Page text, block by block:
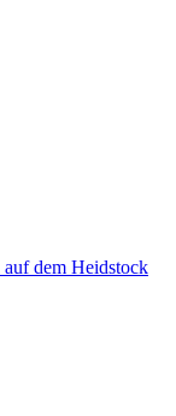
dem Heidstock